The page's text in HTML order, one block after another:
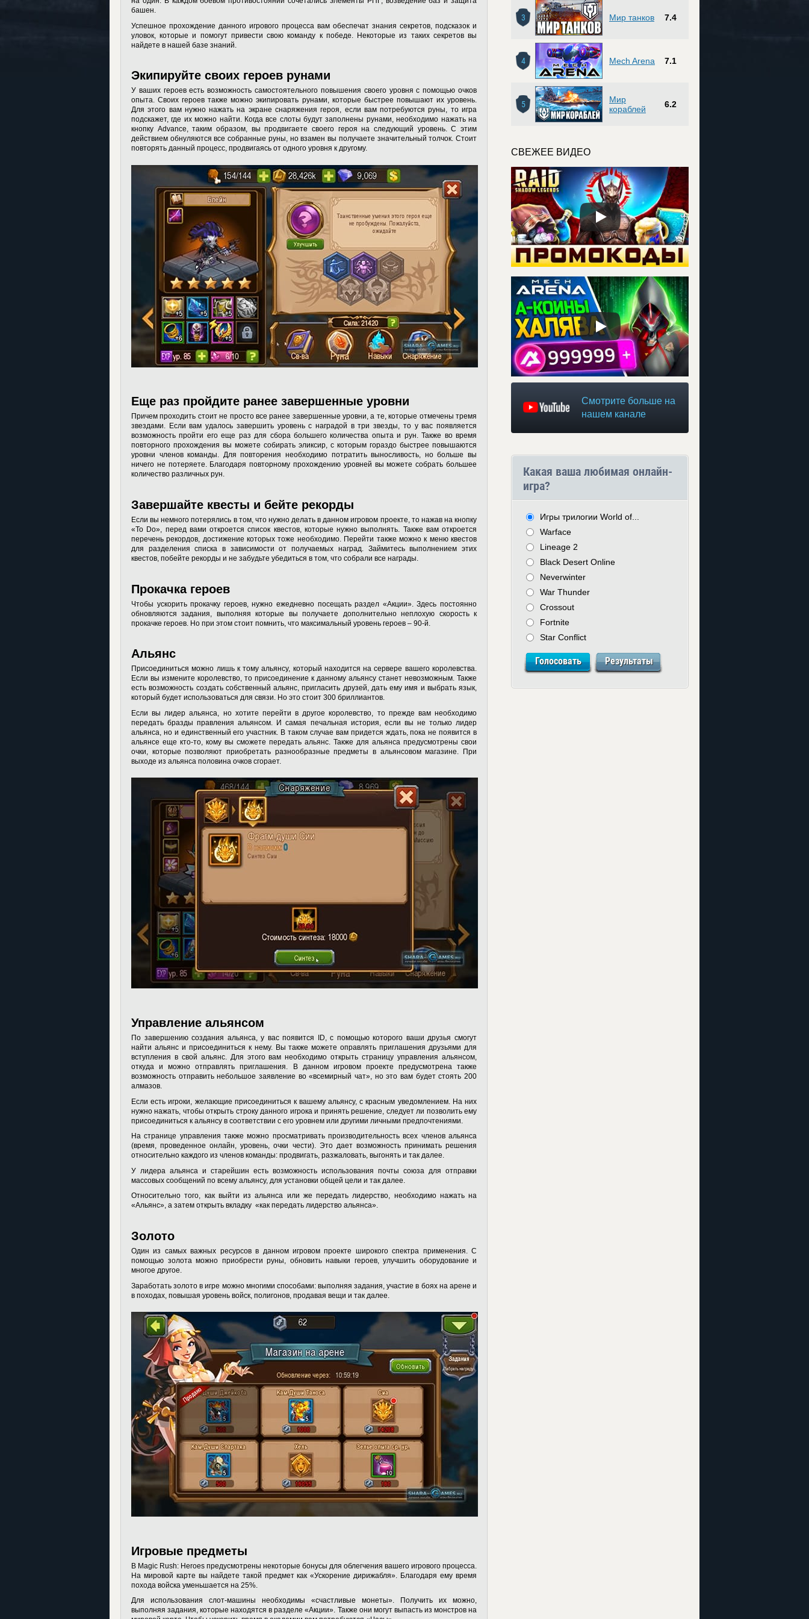
башен.
Успешное прохождение данного игрового процесса вам обеспечат знания секретов, подсказок и
уловок, которые и помогут привести свою команду к победе. Некоторые из таких секретов вы
найдете в нашей базе знаний.
Экипируйте своих героев рунами
У ваших героев есть возможность самостоятельного повышения своего уровня с помощью очков
опыта. Своих героев также можно экипировать рунами, которые быстрее повышают их уровень.
Для этого вам нужно нажать на экране снаряжения героя, если вам потребуются руны, то игра
подскажет, где их можно найти. Когда все слоты будут заполнены рунами, необходимо нажать на
кнопку Advance, таким образом, вы продвигаете своего героя на следующий уровень. С этим
действием обнуляются все собранные руны, но взамен вы получаете значительный толчок. Стоит
повторять данный процесс, продвигаясь от одного уровня к другому.
Еще раз пройдите ранее завершенные уровни
Причем проходить стоит не просто все ранее завершенные уровни, а те, которые отмечены тремя
звездами. Если вам удалось завершить уровень с наградой в три звезды, то у вас появляется
возможность пройти его еще раз для сбора большего количества опыта и рун. Также во время
повторного прохождения вы можете собирать эликсир, с которым гораздо быстрее повышаются
уровни членов команды. Для повторения необходимо потратить выносливость, но больше вы
ничего не потеряете. Благодаря повторному прохождению уровней вы можете собрать большее
количество различных рун.
Завершайте квесты и бейте рекорды
Если вы немного потерялись в том, что нужно делать в данном игровом проекте, то нажав на кнопку
«To Do», перед вами откроется список квестов, которые нужно выполнять. Также вам откроется
перечень рекордов, достижение которых тоже необходимо. Перейти также можно к меню квестов
для разделения списка в зависимости от получаемых наград. Займитесь выполнением этих
квестов, побейте рекорды и не забудьте убедиться в том, что собрали все награды.
Прокачка героев
Чтобы ускорить прокачку героев, нужно ежедневно посещать раздел «Акции». Здесь постоянно
обновляются задания, выполняя которые вы получаете дополнительно неплохую скорость к
прокачке героев. Но при этом стоит помнить, что максимальный уровень героев – 90-й.
Альянс
Присоединиться можно лишь к тому альянсу, который находится на сервере вашего королевства.
Если вы измените королевство, то присоединение к данному альянсу станет невозможным. Также
есть возможность создать собственный альянс, пригласить друзей, дать ему имя и выбрать язык,
который будет использоваться для связи. Но это стоит 300 бриллиантов.
Если вы лидер альянса, но хотите перейти в другое королевство, то прежде вам необходимо
передать бразды правления альянсом. И самая печальная история, если вы не только лидер
альянса, но и единственный его участник. В таком случае вам придется ждать, пока не появится в
альянсе еще кто-то, кому вы сможете передать альянс. Также для альянса предусмотрены свои
очки, которые позволяют приобретать разнообразные предметы в альянсовом магазине. При
выходе из альянса половина очков сгорает.
Управление альянсом
По завершению создания альянса, у вас появится ID, с помощью которого ваши друзья смогут
найти альянс и присоединиться к нему. Вы также можете оправлять приглашения друзьями для
вступления в свой альянс. Для этого вам необходимо открыть страницу управления альянсом,
откуда и можно отправлять приглашения. В данном игровом проекте предусмотрена также
возможность отправить небольшое заявление во «всемирный чат», но это вам будет стоять 200
алмазов.
Если есть игроки, желающие присоединиться к вашему альянсу, с красным уведомлением. На них
нужно нажать, чтобы открыть строку данного игрока и принять решение, следует ли позволить ему
присоединиться к альянсу в соответствии с его уровнем или другими личными предпочтениями.
На странице управления также можно просматривать производительность всех членов альянса
(время, проведенное онлайн, уровень, очки чести). Это дает возможность принимать решения
относительно каждого из членов команды: продвигать, разжаловать, выгонять и так далее.
У лидера альянса и старейшин есть возможность использования почты союза для отправки
массовых сообщений по всему альянсу, для установки общей цели и так далее.
Относительно того, как выйти из альянса или же передать лидерство, необходимо нажать на
«Альянс», а затем открыть вкладку «как передать лидерство альянса».
Золото
Один из самых важных ресурсов в данном игровом проекте широкого спектра применения. С
помощью золота можно приобрести руны, обновить навыки героев, улучшить оборудование и
многое другое.
Заработать золото в игре можно многими способами: выполняя задания, участие в боях на арене и
в походах, повышая уровень войск, полигонов, продавая вещи и так далее.
Игровые предметы
В Magic Rush: Heroes предусмотрены некоторые бонусы для облегчения вашего игрового процесса.
На мировой карте вы найдете такой предмет как «Ускорение дирижабля». Благодаря ему время
похода войска уменьшается на 25%.
Для использования слот-машины необходимы «счастливые монеты». Получить их можно,
выполняя задания, которые находятся в разделе «Акции». Также они могут выпасть из монстров на
3 Мир танков 7.4
4 Mech Arena 7.1
5
Мир
кораблей
6.2
СВЕЖЕЕ ВИДЕО
Смотрите больше на
нашем канале
Какая ваша любимая онлайн-
игра?
Игры трилогии World of...
Warface
Lineage 2
Black Desert Online
Neverwinter
War Thunder
Crossout
Fortnite
Star Conflict